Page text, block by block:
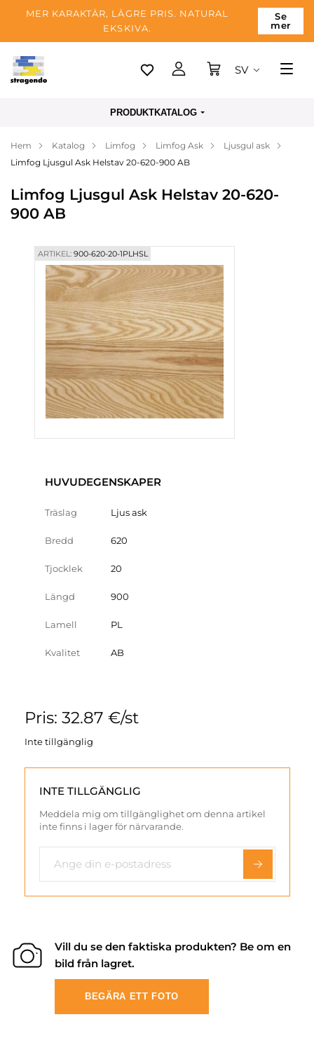
MER KARAKTÄR, LÄGRE PRIS. NATURAL
EKSKIVA.
Se
mer
Tallinn
Betalning
Blogg
SV
PRODUKTKATALOG
Hem Katalog Limfog Limfog Ask
Ljusgul ask
Limfog Ljusgul Ask Helstav 20-620-900 AB
Limfog Ljusgul Ask Helstav 20-620-
900 AB
ARTIKEL:900-620-20-1PLHSL
HUVUDEGENSKAPER
Träslag Ljus ask
Bredd 620
Tjocklek 20
Längd 900
Lamell PL
Kvalitet AB
Pris: 32.87 €/st
Inte tillgänglig
INTE TILLGÄNGLIG
Meddela mig om tillgänglighet om denna artikel
inte finns i lager för närvarande.
Vill du se den faktiska produkten? Be om en
bild från lagret.
BEGÄRA ETT FOTO